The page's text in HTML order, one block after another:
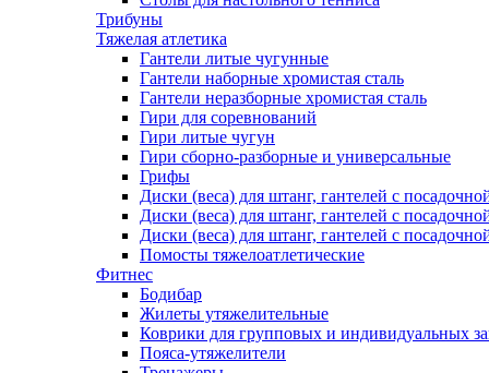
Трибуны
Тяжелая атлетика
Гантели литые чугунные
Гантели наборные хромистая сталь
Гантели неразборные хромистая сталь
Гири для соревнований
Гири литые чугун
Гири сборно-разборные и универсальные
Грифы
Диски (веса) для штанг, гантелей с
Диски (веса) для штанг, гантелей с
Диски (веса) для штанг, гантелей с
Помосты тяжелоатлетические
Фитнес
Бодибар
Жилеты утяжелительные
Коврики для групповых и индивидуальных
Пояса-утяжелители